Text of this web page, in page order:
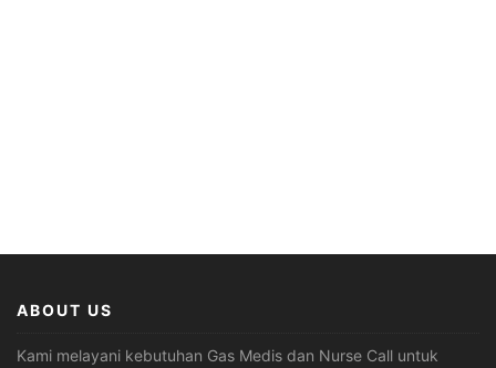
ABOUT US
Kami melayani kebutuhan Gas Medis dan Nurse Call untuk